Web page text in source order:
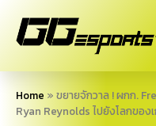
Home » ขยายจักวาล ! ผกก.
Ryan Reynolds ไปยังโลกขอ